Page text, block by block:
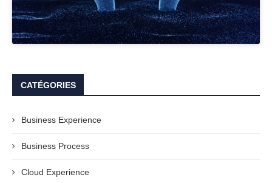
CATÉGORIES
Business Experience
Business Process
Cloud Experience